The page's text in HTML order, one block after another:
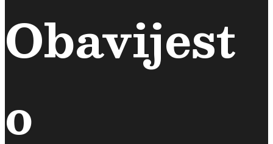
Obavijest
o